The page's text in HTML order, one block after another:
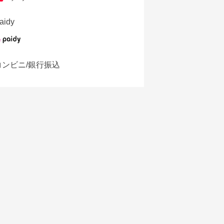
ンビニ/銀行振込